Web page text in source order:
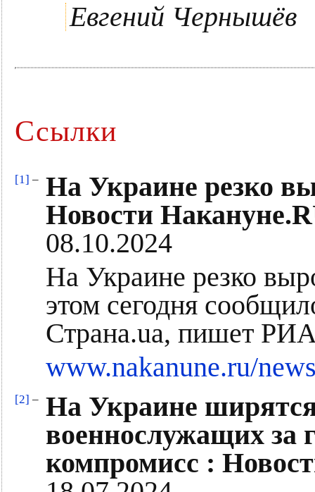
Евгений Чернышёв
Ссылки
[1] – На Украине резко
Новости
08.10.2024
На Украине резко
этом сегодня
Страна.ua, пишет
www.nakanune.ru/
[2] – На Украине ширятся
военнослужащих за
компромисс :